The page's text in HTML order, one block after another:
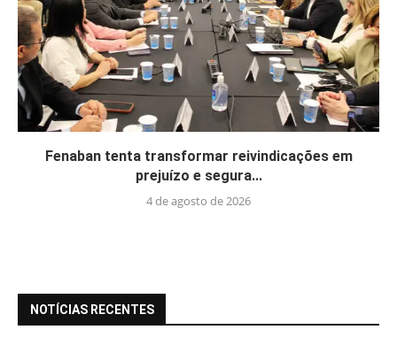
Fenaban tenta transformar reivindicações em
prejuízo e segura...
4 de agosto de 2026
NOTÍCIAS RECENTES